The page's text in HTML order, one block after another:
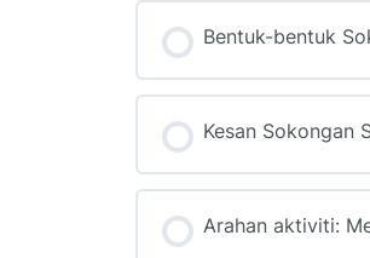
Bentuk-bentuk
Kesan Sokongan
Arahan aktiviti: